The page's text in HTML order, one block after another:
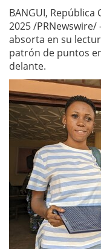
BANGUI,
2025 /
absorta en su
patrón de puntos
delante.